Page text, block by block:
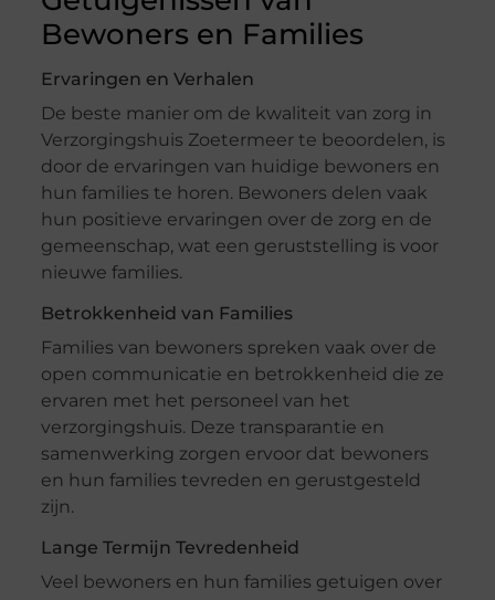
Bewoners en Families
Ervaringen en Verhalen
De beste manier om de kwaliteit van zorg in
Verzorgingshuis Zoetermeer te beoordelen, is
door de ervaringen van huidige bewoners en
hun families te horen. Bewoners delen vaak
hun positieve ervaringen over de zorg en de
gemeenschap, wat een geruststelling is voor
nieuwe families.
Betrokkenheid van Families
Families van bewoners spreken vaak over de
open communicatie en betrokkenheid die ze
ervaren met het personeel van het
verzorgingshuis. Deze transparantie en
samenwerking zorgen ervoor dat bewoners
en hun families tevreden en gerustgesteld
zijn.
Lange Termijn Tevredenheid
Veel bewoners en hun families getuigen over